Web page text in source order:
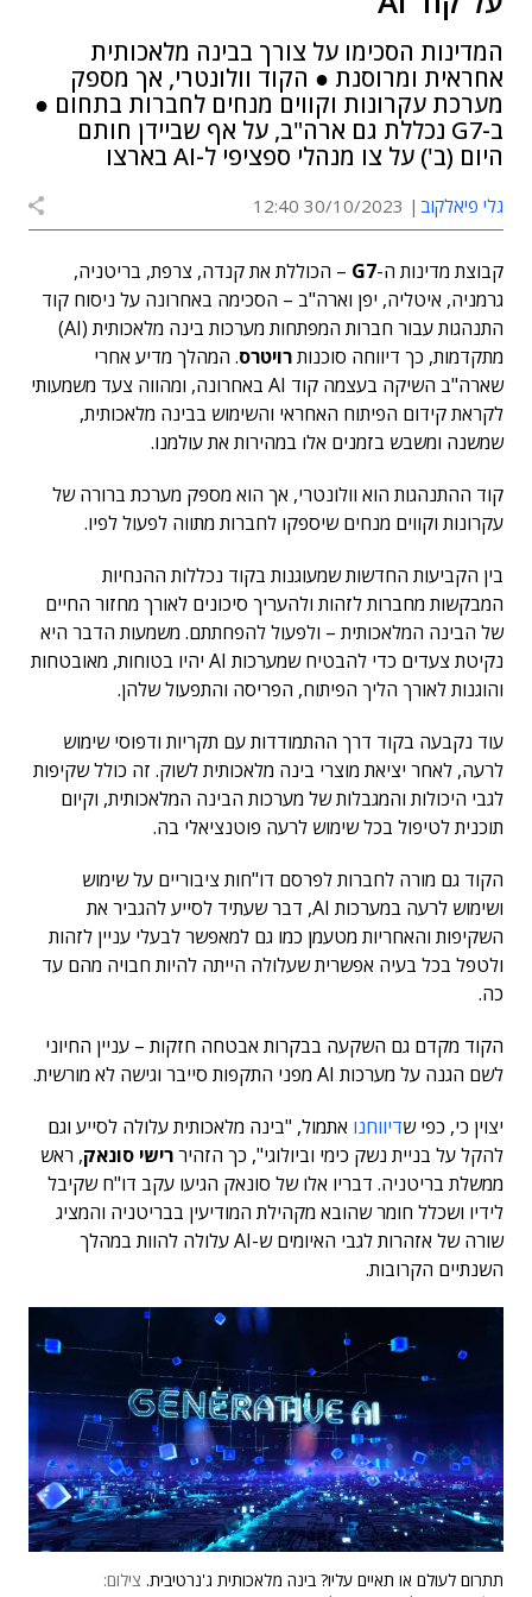
המדינות הסכימו על צורך בבינה מלאכותית
אחראית ומרוסנת ● הקוד וולונטרי, אך מספק
מערכת עקרונות וקווים מנחים לחברות בתחום ●
ב-G7 נכללת גם ארה"ב, על אף שביידן חותם
היום (ב') על צו מנהלי ספציפי ל-AI בארצו
גלי פיאלקוב 30/10/2023 12:40
קבוצת מדינות ה-G7 – הכוללת את קנדה, צרפת, בריטניה,
גרמניה, איטליה, יפן וארה"ב – הסכימה באחרונה על ניסוח קוד
התנהגות עבור חברות המפתחות מערכות בינה מלאכותית (AI)
מתקדמות, כך דיווחה סוכנותרויטרס. המהלך מדיע אחרי
שארה"ב השיקה בעצמה קוד AI באחרונה, ומהווה צעד משמעותי
לקראת קידום הפיתוח האחראי והשימוש בבינה מלאכותית,
שמשנה ומשבש בזמנים אלו במהירות את עולמנו.
קוד ההתנהגות הוא וולונטרי, אך הוא מספק מערכת ברורה של
עקרונות וקווים מנחים שיספקו לחברות מתווה לפעול לפיו.
בין הקביעות החדשות שמעוגנות בקוד נכללות ההנחיות
המבקשות מחברות לזהות ולהעריך סיכונים לאורך מחזור החיים
של הבינה המלאכותית – ולפעול להפחתתם. משמעות הדבר היא
נקיטת צעדים כדי להבטיח שמערכות AI יהיו בטוחות, מאובטחות
והוגנות לאורך הליך הפיתוח, הפריסה והתפעול שלהן.
עוד נקבעה בקוד דרך ההתמודדות עם תקריות ודפוסי שימוש
לרעה, לאחר יציאת מוצרי בינה מלאכותית לשוק. זה כולל שקיפות
לגבי היכולות והמגבלות של מערכות הבינה המלאכותית, וקיום
תוכנית לטיפול בכל שימוש לרעה פוטנציאלי בה.
הקוד גם מורה לחברות לפרסם דו"חות ציבוריים על שימוש
ושימוש לרעה במערכות AI, דבר שעתיד לסייע להגביר את
השקיפות והאחריות מטעמן כמו גם למאפשר לבעלי עניין לזהות
ולטפל בכל בעיה אפשרית שעלולה הייתה להיות חבויה מהם עד
כה.
הקוד מקדם גם השקעה בבקרות אבטחה חזקות – עניין החיוני
לשם הגנה על מערכות AI מפני התקפות סייבר וגישה לא מורשית.
יצוין כי, כפי שדיווחנו אתמול, "בינה מלאכותית עלולה לסייע וגם
להקל על בניית נשק כימי וביולוגי", כך הזהיררישי סונאק, ראש
ממשלת בריטניה. דבריו אלו של סונאק הגיעו עקב דו"ח שקיבל
לידיו ושכלל חומר שהובא מקהילת המודיעין בבריטניה והמציג
שורה של אזהרות לגבי האיומים ש-AI עלולה להוות במהלך
השנתיים הקרובות.
תתרום לעולם או תאיים עליו? בינה מלאכותית ג'נרטיבית. צילום: